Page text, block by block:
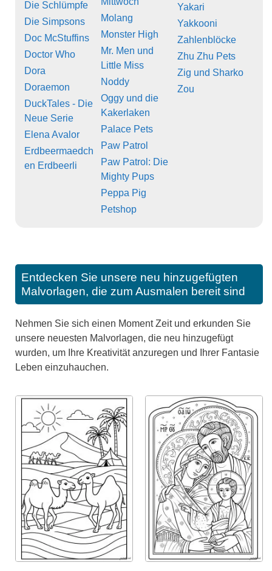
Die Schlümpfe
Die Simpsons
Doc McStuffins
Doctor Who
Dora
Doraemon
DuckTales - Die
Neue Serie
Elena Avalor
Erdbeermaedch
en Erdbeerli
Molang
Monster High
Mr. Men und
Little Miss
Noddy
Oggy und die
Kakerlaken
Palace Pets
Paw Patrol
Paw Patrol: Die
Mighty Pups
Peppa Pig
Petshop
Yakari
Yakkooni
Zahlenblöcke
Zhu Zhu Pets
Zig und Sharko
Zou
Entdecken Sie unsere neu hinzugefügten
Malvorlagen, die zum Ausmalen bereit sind
Nehmen Sie sich einen Moment Zeit und erkunden Sie
unsere neuesten Malvorlagen, die neu hinzugefügt
wurden, um Ihre Kreativität anzuregen und Ihrer Fantasie
Leben einzuhauchen.